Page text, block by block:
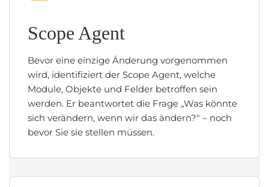
Scope Agent
Bevor eine einzige Änderung vorgenommen
wird, identifiziert der Scope Agent, welche
Module, Objekte und Felder betroffen sein
werden. Er beantwortet die Frage „Was könnte
sich verändern, wenn wir das ändern?" – noch
bevor Sie sie stellen müssen.